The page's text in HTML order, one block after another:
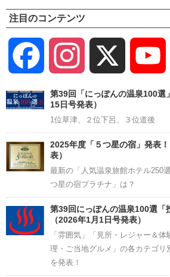
注目のコンテンツ
Facebook Instagram
第39回「にっぽんの温泉100選
15日号発表）
1位草津、２位下呂、３位道後
2025年度「５つ星の宿」発表
表）
最新の「人気温泉旅館ホテル250
つ星の宿プラチナ」は？
第39回にっぽんの温泉100選「
（2026年1月1日号発表）
「雰囲気」「見所・レジャー＆
理・ご当地グルメ」の各カテゴリ
を発表！